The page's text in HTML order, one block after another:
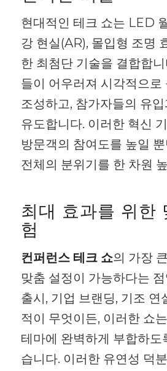
현대적인 테크 쇼는 LED
강 현실(AR), 몰입형 조명
한 최첨단 기술을 결합합
들이 어우러져 시각적으로
조성하고, 참가자들의 유
유도합니다. 이러한 혁신
방문객의 참여도를 높일
전체의 분위기를 한 차원
최대 효과를 위한
험
컨퍼런스 테크 쇼의 가장
맞춤 설정이 가능하다는
출시, 기업 브랜딩, 기조 연
적이 무엇이든, 이러한 쇼
테마에 완벽하게 부합하도
습니다. 이러한 유연성 덕